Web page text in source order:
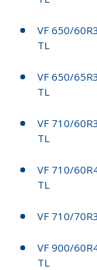
VF 650/
TL
VF 650/
TL
VF 710/
TL
VF 710/
TL
VF 710/
VF 900/
TL